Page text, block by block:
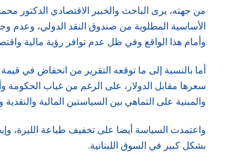
من جهته، يرى الباحث والخبير الاقتصادي الدكتور
الأساسية المطلوبة من صندوق النقد الدولي، وعدم
وأمام هذا الواقع وفي ظل عدم توافر رؤية مالية
سعرها مقابل الدولار، على الرغم من غياب الحكومة
والمبنية على التماهي بين السياستين المالية
واعتمدت السياسة أيضا على تخفيف طباعة الليرة،
بشكل كبير في السوق اللبنانية.